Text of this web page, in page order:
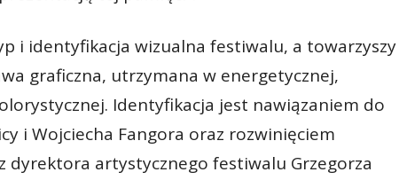
i identyfikacja wizualna festiwalu, a towarzyszy
graficzna, utrzymana w energetycznej,
Identyfikacja jest nawiązaniem do
i Wojciecha Fangora oraz rozwinięciem
dyrektora artystycznego festiwalu Grzegorza